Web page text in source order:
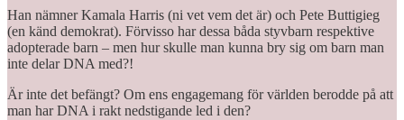
Han nämner Kamala Harris (ni vet vem det är) och Pete Buttigieg
(en känd demokrat). Förvisso har dessa båda styvbarn respektive
adopterade barn – men hur skulle man kunna bry sig om barn man
inte delar DNA med?!
Är inte det befängt? Om ens engagemang för världen berodde på att
man har DNA i rakt nedstigande led i den?